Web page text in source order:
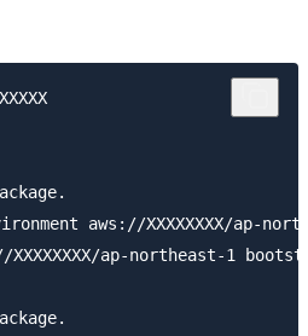
aws://XXXXXXXX/ap-
ap-northeast-1